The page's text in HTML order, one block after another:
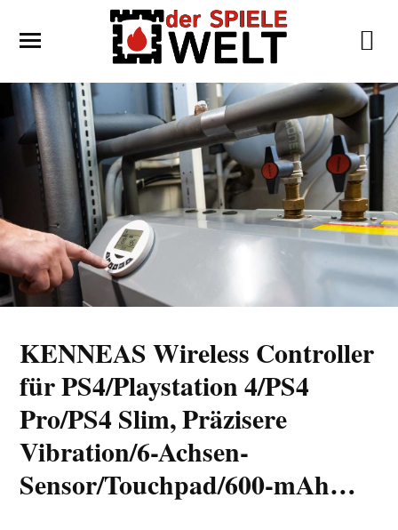
KENNEAS Wireless Controller
für PS4/Playstation 4/PS4
Pro/PS4 Slim, Präzisere
Vibration/6-Achsen-
Sensor/Touchpad/600-mAh…